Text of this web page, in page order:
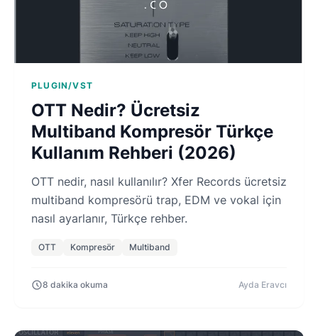
PLUGIN/VST
OTT Nedir? Ücretsiz
Multiband Kompresör Türkçe
Kullanım Rehberi (2026)
OTT nedir, nasıl kullanılır? Xfer Records ücretsiz
multiband kompresörü trap, EDM ve vokal için
nasıl ayarlanır, Türkçe rehber.
OTT Kompresör Multiband
8 dakika okuma Ayda Eravcı